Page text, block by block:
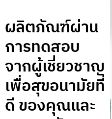
ผลิตภัณฑ์ผ่าน
การทดสอบ
จากผู้เชี่ยวชาญ
เพื่อสุขอนามัยที่
ดี ของคุณและ